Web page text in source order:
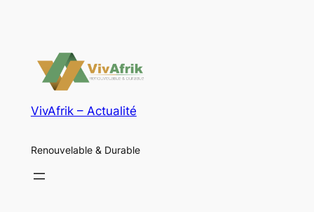
VivAfrik – Actualité
Renouvelable & Durable